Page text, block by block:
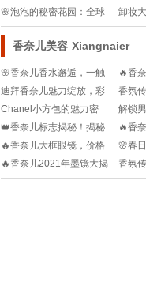
质酸钠敷贴，你的美肌秘
密武器💧!
密，
🌸泡泡的秘密花园：全球
十大沐浴露品牌，谁才是
你的浴室精灵👑?
卸妆
美妆
香奈儿美容 Xiangnaier
🌸香奈儿香水邂逅，一触
即发的法式浪漫!
🔥香
挑战
图！🔥
迪拜香奈儿魅力绽放，彩
妆艺术的新地标!
香氛
最佳
人心弦!
Chanel小方包的魅力密
码，你get了吗？💖
解锁
儿男
才是
👑香奈儿标志揭秘！揭秘
那个永恒的经典 Chanel
Logo包的秘密魅力!
🔥香
界的
有!
🔥香奈儿大框眼镜，价格
揭秘：时尚与奢华的新篇
章！🔍💎
🌸春
儿春
登密
🔥香奈儿2021年墨镜大揭
秘：时尚界的黑科技👀!
香氛
最佳